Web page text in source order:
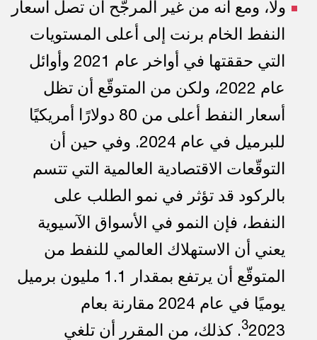
ولًا، ومع أنه من غير المرجّح أن تصل أسعار
النفط الخام برنت إلى أعلى المستويات
التي حققتها في أواخر عام 2021 وأوائل
عام 2022، ولكن من المتوقّع أن تظل
أسعار النفط أعلى من 80 دولارًا أمريكيًا
للبرميل في عام 2024. وفي حين أن
التوقّعات الاقتصادية العالمية التي تتسم
بالركود قد تؤثر في نمو الطلب على
النفط، فإن النمو في الأسواق الآسيوية
يعني أن الاستهلاك العالمي للنفط من
المتوقّع أن يرتفع بمقدار 1.1 مليون برميل
يوميًا في عام 2024 مقارنة بعام
32023. كذلك، من المقرر أن تلغي